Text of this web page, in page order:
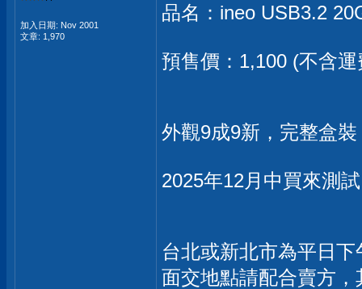
加入日期: Nov 2001
文章: 1,970
品名：ineo USB3.2
預售價：1,100 (不含
外觀9成9新，完整盒
2025年12月中買來測
台北或新北市為平日
面交地點請配合賣方